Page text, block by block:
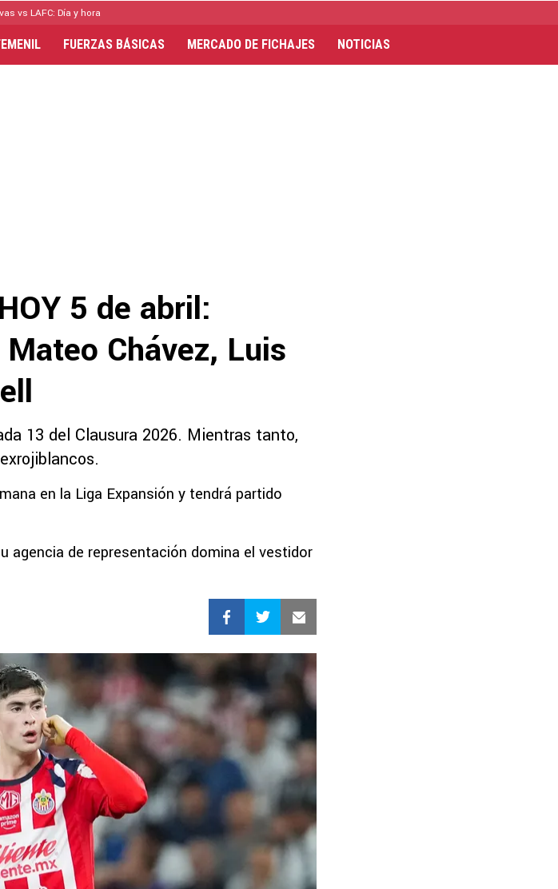
vs LAFC: Día y hora
FUERZAS BÁSICAS MERCADO DE FICHAJES NOTICIAS
5 de abril:
Chávez, Luis
13 del Clausura 2026. Mientras tanto,
en la Liga Expansión y tendrá partido
agencia de representación domina el vestidor